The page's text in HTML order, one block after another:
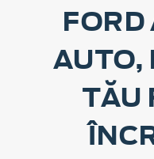
AUTO,
TĂU